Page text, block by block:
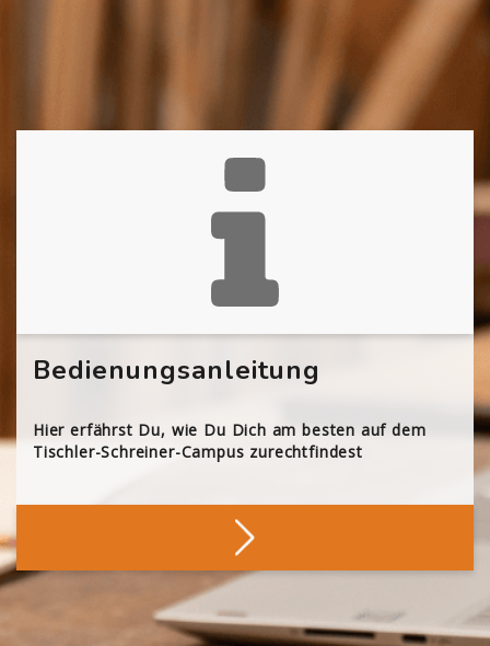
Bedienungsanleitung
Hier erfährst Du, wie Du Dich am besten auf dem
Tischler-Schreiner-Campus zurechtfindest